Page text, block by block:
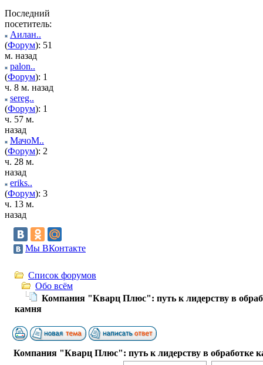
Последний
посетитель:
Аилан..
(Форум): 51
м. назад
palon..
(Форум): 1
ч. 8 м. назад
sereg..
(Форум): 1
ч. 57 м.
назад
МачоМ..
(Форум): 2
ч. 28 м.
назад
eriks..
(Форум): 3
ч. 13 м.
назад
Мы ВКонтакте
Список форумов
Обо всём
Компания "Кварц Плюс": путь к лидерству в
камня
Компания "Кварц Плюс": путь к лидерству в обработке